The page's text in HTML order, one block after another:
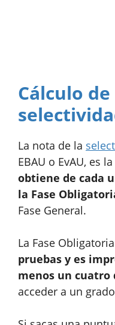
Cálculo
La nota de la
EBAU o EvAU, es la
obtiene de cada
la Fase
Fase General.
La Fase
pruebas y es
menos un cuatro
acceder a un